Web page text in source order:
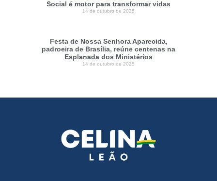
Social é motor para transformar vidas
14 de outubro de 2025
Festa de Nossa Senhora Aparecida,
padroeira de Brasília, reúne centenas na
Esplanada dos Ministérios
14 de outubro de 2025